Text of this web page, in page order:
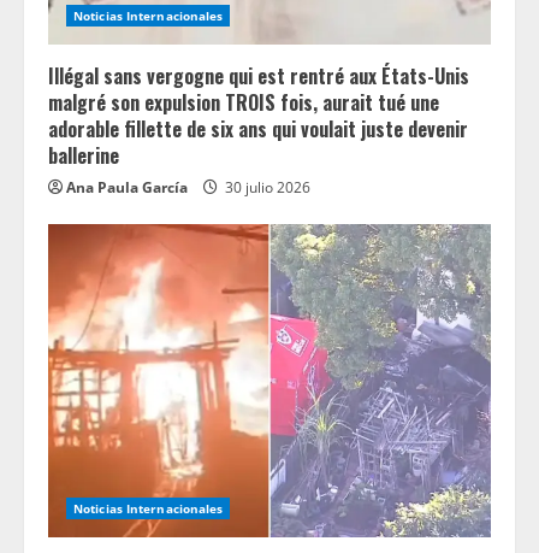
g Noticias Internacionales
Illégal sans vergogne qui est rentré aux États-Unis
malgré son expulsion TROIS fois, aurait tué une
adorable fillette de six ans qui voulait juste devenir
ballerine
Ana Paula García 30 julio 2026
Noticias Internacionales